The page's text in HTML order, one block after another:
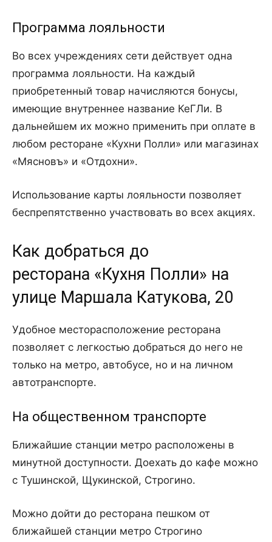
Программа лояльности
Во всех учреждениях сети действует одна
программа лояльности. На каждый
приобретенный товар начисляются бонусы,
имеющие внутреннее название КеГЛи. В
дальнейшем их можно применить при оплате в
любом ресторане «Кухни Полли» или магазинах
«Мясновъ» и «Отдохни».
Использование карты лояльности позволяет
беспрепятственно участвовать во всех акциях.
Как добраться до
ресторана «Кухня Полли» на
улице Маршала Катукова, 20
Удобное месторасположение ресторана
позволяет с легкостью добраться до него не
только на метро, автобусе, но и на личном
автотранспорте.
На общественном транспорте
Ближайшие станции метро расположены в
минутной доступности. Доехать до кафе можно
с Тушинской, Щукинской, Строгино.
Можно дойти до ресторана пешком от
ближайшей станции метро Строгино